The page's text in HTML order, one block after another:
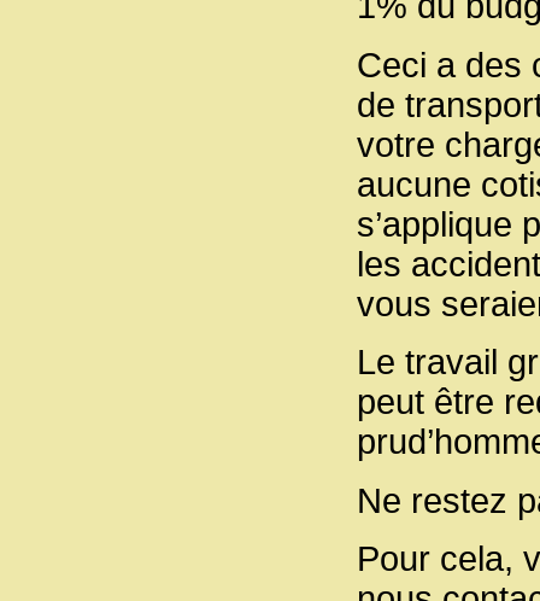
Ceci a des
de
votre
aucune
s’applique
les
vous
Le travail
peut être
Ne restez
Pour cela,